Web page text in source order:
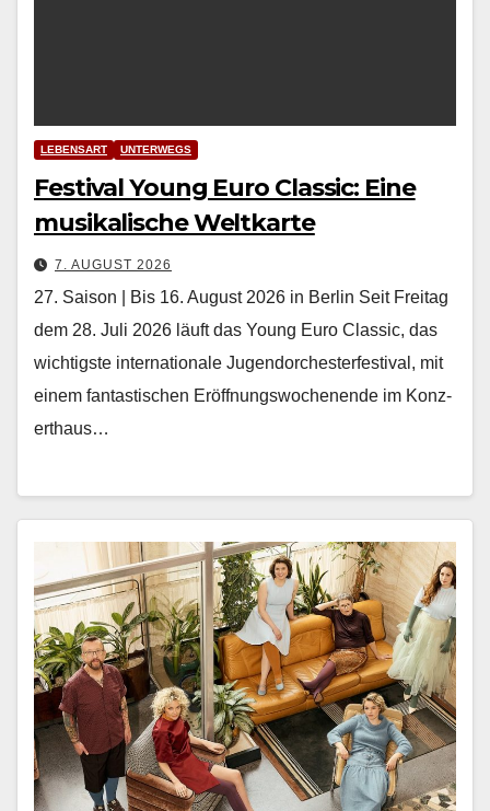
LEBENSART UNTERWEGS
Festival Young Euro Classic: Eine
musikalische Weltkarte
7. AUGUST 2026
27. Saison | Bis 16. August 2026 in Berlin Seit Fre­itag
dem 28. Juli 2026 läuft das Young Euro Clas­sic, das
wichtig­ste inter­na­tionale Ju­gendorchesterfestival, mit
einem fan­tastis­chen Eröff­nungswoch­enende im Konz­
erthaus…